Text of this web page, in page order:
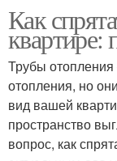
Как
квартире:
Трубы
отопления, но
вид вашей
пространство
вопрос, как